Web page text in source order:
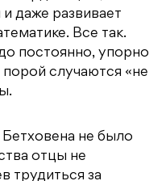
даже развивает
Все так.
постоянно, упорно
случаются «не
не было
отцы не
трудиться за